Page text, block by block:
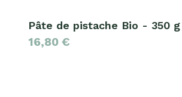
Pâte de pistache Bio - 350 g
16,80 €